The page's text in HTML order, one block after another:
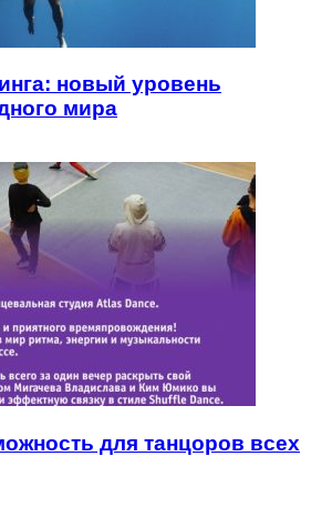
новый уровень
мира
для танцоров всех